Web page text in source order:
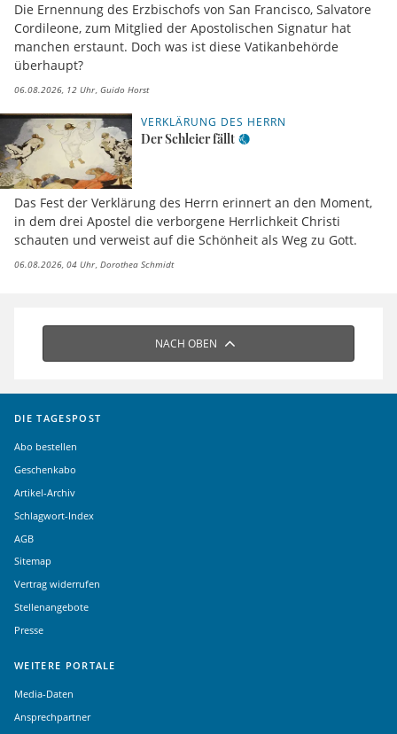
Die Ernennung des Erzbischofs von San Francisco, Salvatore
Cordileone, zum Mitglied der Apostolischen Signatur hat
manchen erstaunt. Doch was ist diese Vatikanbehörde
überhaupt?
06.08.2026, 12 Uhr Guido Horst
VERKLÄRUNG DES HERRN
Der Schleier fällt
Das Fest der Verklärung des Herrn erinnert an den Moment,
in dem drei Apostel die verborgene Herrlichkeit Christi
schauten und verweist auf die Schönheit als Weg zu Gott.
06.08.2026, 04 Uhr Dorothea Schmidt
NACH OBEN
DIE TAGESPOST
Abo bestellen
Geschenkabo
Artikel-Archiv
Schlagwort-Index
AGB
Sitemap
Vertrag widerrufen
Stellenangebote
Presse
WEITERE PORTALE
Media-Daten
Ansprechpartner